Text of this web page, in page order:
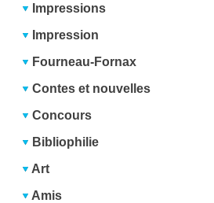
Impressions
Impression
Fourneau-Fornax
Contes et nouvelles
Concours
Bibliophilie
Art
Amis